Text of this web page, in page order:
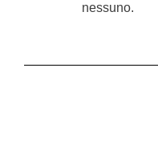
nessuno.